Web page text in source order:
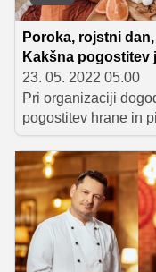
testo, iz katerega
njen naslednji
slavnega
pripravljala čudovite
topili v ustih.
Poroka, rojstni
Kakšna pogostitev
23. 05. 2022 05.00
Pri organizaciji
pogostitev hrane in
vlogo. Na koncu
gostov, hkrati pa
kot so poroka,
dogodek. Vendar
ker ne vemo, katera
dogodek najbolj
ali le preprost